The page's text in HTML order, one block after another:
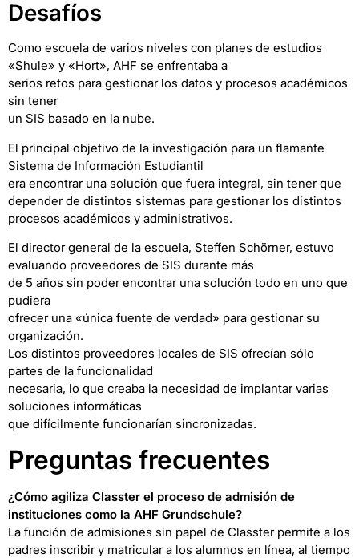
Desafíos
Como escuela de varios niveles con planes de estudios
«Shule» y «Hort», AHF se enfrentaba a
serios retos para gestionar los datos y procesos académicos
sin tener
un SIS basado en la nube.
El principal objetivo de la investigación para un flamante
Sistema de Información Estudiantil
era encontrar una solución que fuera integral, sin tener que
depender de distintos sistemas para gestionar los distintos
procesos académicos y administrativos.
El director general de la escuela, Steffen Schörner, estuvo
evaluando proveedores de SIS durante más
de 5 años sin poder encontrar una solución todo en uno que
pudiera
ofrecer una «única fuente de verdad» para gestionar su
organización.
Los distintos proveedores locales de SIS ofrecían sólo
partes de la funcionalidad
necesaria, lo que creaba la necesidad de implantar varias
soluciones informáticas
que difícilmente funcionarían sincronizadas.
Preguntas frecuentes
¿Cómo agiliza Classter el proceso de admisión de
instituciones como la AHF Grundschule?
La función de admisiones sin papel de Classter permite a los
padres inscribir y matricular a los alumnos en línea, al tiempo